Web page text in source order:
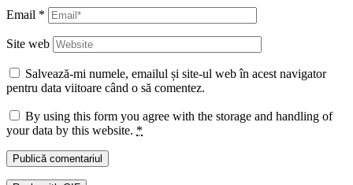
Email *
Site web
Salvează-mi numele, emailul și site-ul web în acest navigator
pentru data viitoare când o să comentez.
By using this form you agree with the storage and handling of
your data by this website. *
Publică comentariul